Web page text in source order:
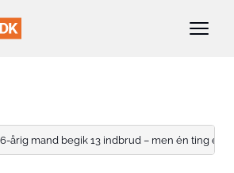
årig mand begik 13 indbrud – men én ting